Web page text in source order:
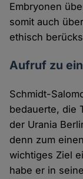
Embryonen
somit auch
ethisch
Aufruf zu
Schmidt-
bedauerte, die
der Urania
denn zum
wichtiges Ziel
habe er in